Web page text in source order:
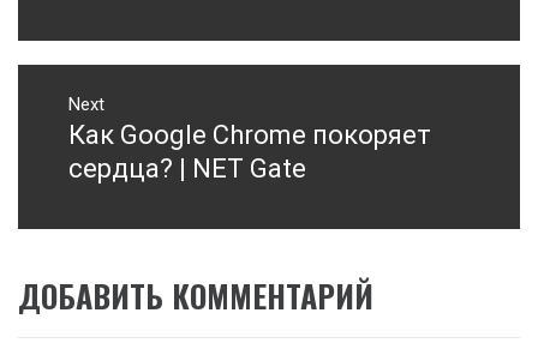
Next
Next
post:
Как Google Chrome покоряет
сердца? | NET Gate
ДОБАВИТЬ КОММЕНТАРИЙ